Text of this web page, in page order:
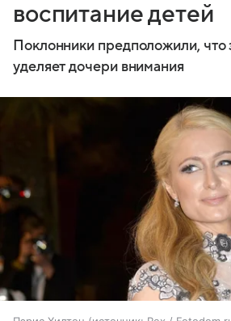
воспитание детей
Поклонники предположили, что
уделяет дочери внимания